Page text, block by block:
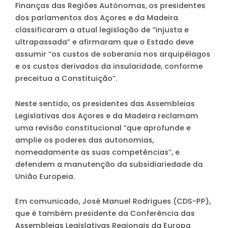
Finanças das Regiões Autónomas, os presidentes
dos parlamentos dos Açores e da Madeira
classificaram a atual legislação de “injusta e
ultrapassada” e afirmaram que o Estado deve
assumir “os custos de soberania nos arquipélagos
e os custos derivados da insularidade, conforme
preceitua a Constituição”.
Neste sentido, os presidentes das Assembleias
Legislativas dos Açores e da Madeira reclamam
uma revisão constitucional “que aprofunde e
amplie os poderes das autonomias,
nomeadamente as suas competências”, e
defendem a manutenção da subsidiariedade da
União Europeia.
Em comunicado, José Manuel Rodrigues (CDS-PP),
que é também presidente da Conferência das
Assembleias Legislativas Regionais da Europa